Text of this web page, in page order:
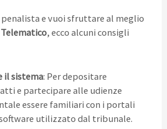
penalista e vuoi sfruttare al meglio
Telematico, ecco alcuni consigli
il sistema: Per depositare
e partecipare alle udienze
essere familiari con i portali
utilizzato dal tribunale.